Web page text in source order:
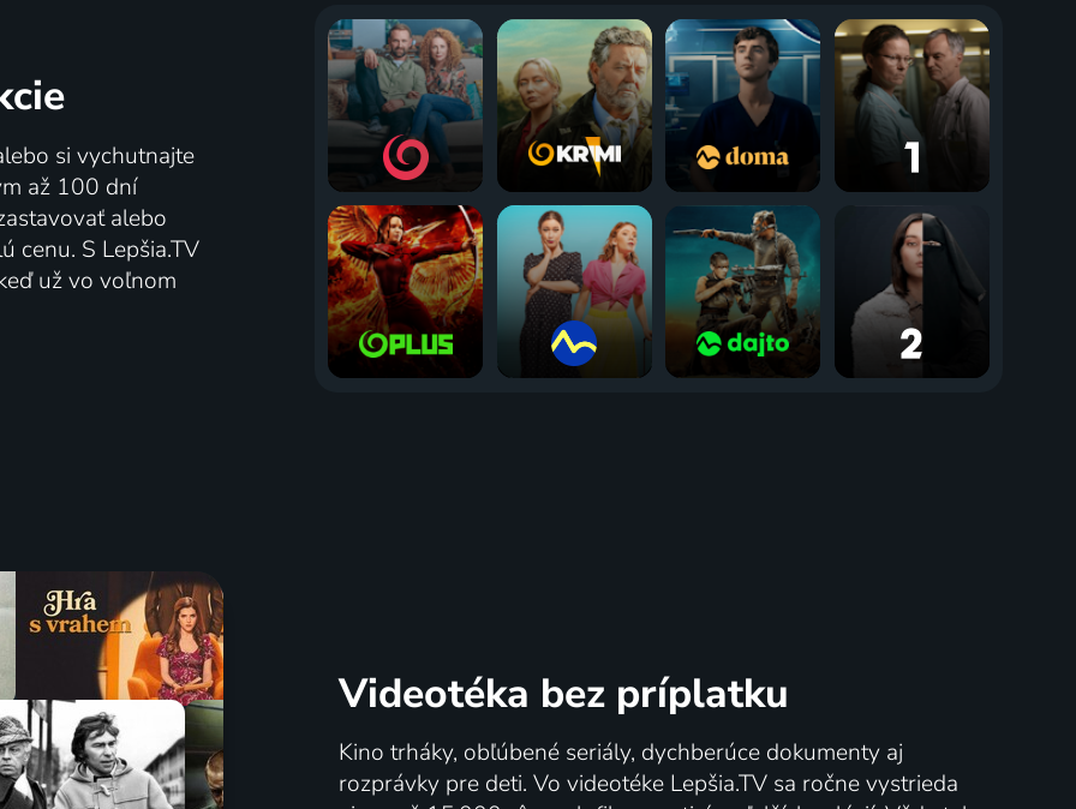
si vychutnajte
až 100 dní
alebo
cenu. S Lepšia.TV
už vo voľnom
Videotéka bez príplatku
Kino trháky, obľúbené seriály, dychberúce dokumenty aj
rozprávky pre deti. Vo videotéke Lepšia.TV sa ročne vystrieda